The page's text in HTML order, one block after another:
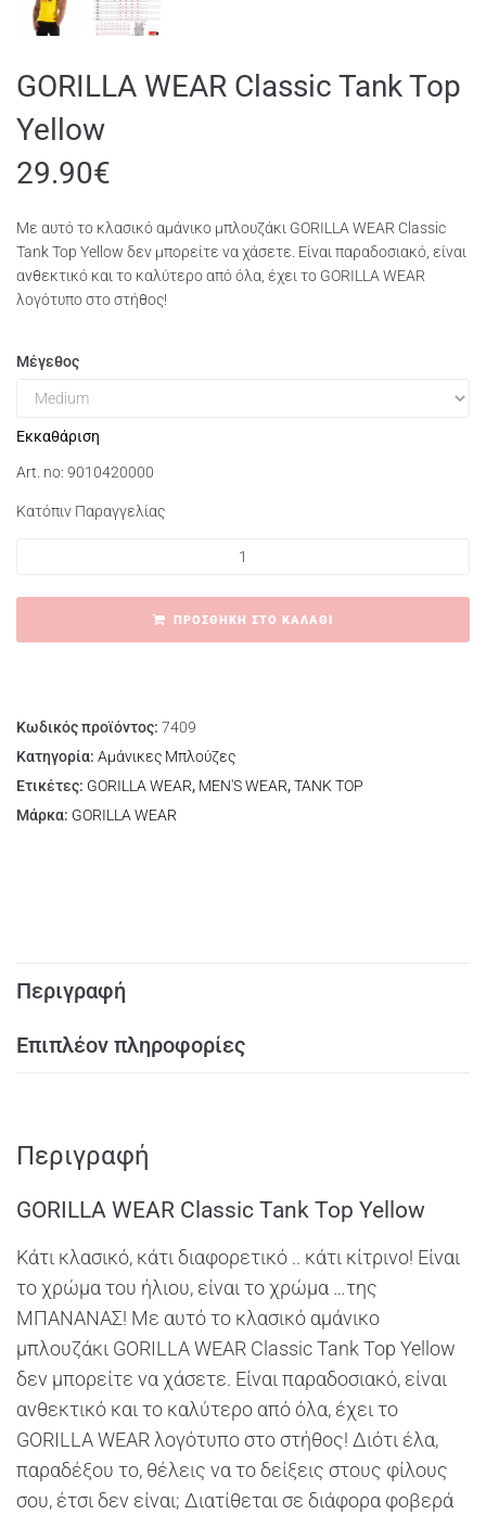
GORILLA WEAR Classic Tank Top
Yellow
29.90€
Με αυτό το κλασικό αμάνικο μπλουζάκι GORILLA WEAR Classic
Tank Top Yellow δεν μπορείτε να χάσετε. Είναι παραδοσιακό, είναι
ανθεκτικό και το καλύτερο από όλα, έχει το GORILLA WEAR
λογότυπο στο στήθος!
Μέγεθος
Εκκαθάριση
Art. no: 9010420000
Κατόπιν Παραγγελίας
ΠΡΟΣΘΉΚΗ ΣΤΟ ΚΑΛΆΘΙ
Κωδικός προϊόντος: 7409
Κατηγορία: Αμάνικες Μπλούζες
Ετικέτες: GORILLA WEAR, MEN'S WEAR,TANK TOP
Μάρκα: GORILLA WEAR
Περιγραφή
Επιπλέον πληροφορίες
Περιγραφή
GORILLA WEAR Classic Tank Top Yellow
Κάτι κλασικό, κάτι διαφορετικό .. κάτι κίτρινο! Είναι
το χρώμα του ήλιου, είναι το χρώμα …της
ΜΠΑΝΑΝΑΣ! Με αυτό το κλασικό αμάνικο
μπλουζάκι GORILLA WEAR Classic Tank Top Yellow
δεν μπορείτε να χάσετε. Είναι παραδοσιακό, είναι
ανθεκτικό και το καλύτερο από όλα, έχει το
GORILLA WEAR λογότυπο στο στήθος! Διότι έλα,
παραδέξου το, θέλεις να το δείξεις στους φίλους
σου, έτσι δεν είναι; Διατίθεται σε διάφορα φοβερά